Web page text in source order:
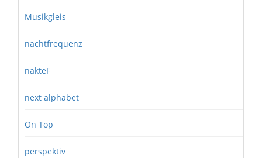
Musikgleis
nachtfrequenz
nakteF
next alphabet
On Top
perspektiv